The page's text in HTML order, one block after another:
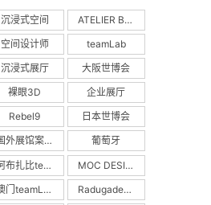
沉浸式空间 ATELIER BRÜCKNER
空间设计师 teamLab
沉浸式展厅 大阪世博会
裸眼3D 企业展厅
Rebel9 日本世博会
国外展馆案例 葡萄牙
阿布扎比teamLab MOC DESIGN
澳门teamLab Radugadesign